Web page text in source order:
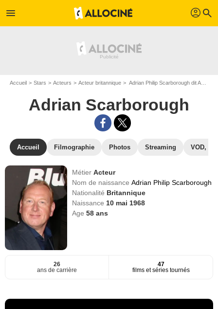
menu profil search
Accueil Stars Acteurs Acteur britannique Adrian Philip Scarborough dit Adrian Scarborough
Adrian Scarborough
Accueil Filmographie Photos Streaming VOD,
MétierActeur
Nom de naissanceAdrian Philip Scarborough
Nationalité Britannique
Naissance 10 mai 1968
Age58 ans
26
ans de carrière
47
films et séries tournés